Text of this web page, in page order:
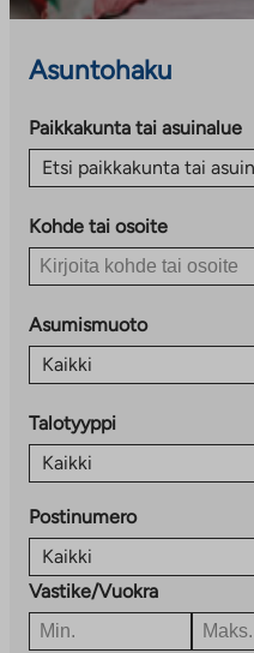
Asuntohaku
Paikkakunta tai asuinalue
Etsi paikkakunta tai
Kohde tai osoite
Asumismuoto
Kaikki
Talotyyppi
Kaikki
Postinumero
Kaikki
Vastike/Vuokra